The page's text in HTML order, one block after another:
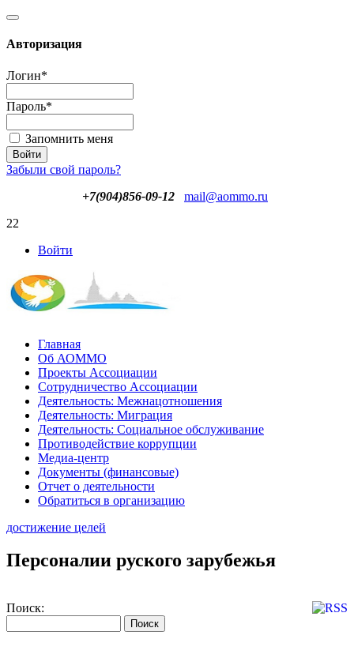
Авторизация
Логин*
Пароль*
Запомнить меня
Забыли свой пароль?
+7(904)856-09-12
mail@aommo.ru
22
Войти
Главная
Об АОММО
Проекты Ассоциации
Сотрудничество Ассоциации
Деятельность: Межнацотношения
Деятельность: Миграция
Деятельность: Социальное обслуживание
Противодействие коррупции
Медиа-центр
Документы (финансовые)
Отчет о деятельности
Обратиться в организацию
достижение целей
Персоналии руского зарубежья
Поиск: